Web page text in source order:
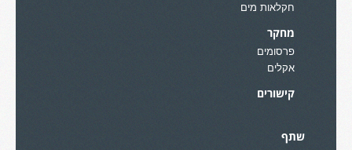
חקלאות מים
מחקר
פרסומים
אקלים
קישורים
שתף